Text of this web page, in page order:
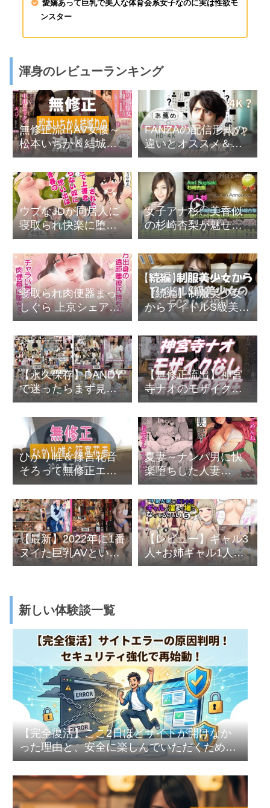
愛嬌あって巨乳で美人な体育会系女子なのに実は性欲モ
ンスター
渾身のレビューランキング
無修正流出AV女優～
松本いちか＆結城り
のモザイク処理忘
れ？失敗？
FANZAの配信形式の
違いとオススメ＆選
び方
ウブなJDが同居人に
寝取られ快楽に堕ち
ていく「上京シェア
ハウス～彼女と幼馴
染と知らない奴～」
女子アナ杉〇美香似
の杉崎杏梨が魅せる
無修正凌辱中出しプ
レー
寝取られ肉便器まっ
しぐら 上京シェアハ
ウス2～本物のオスを
知ってしまった彼女
～
【続編】制服美少女
からアイドルS級美少
女のFC2ハメ撮り
【永久保存】DANDY
で迷ったらまず見る
べき動画ベスト５～
特殊性癖の野郎ども
へ
【無修正流出】神宮
寺ナオのモザイクが
ズレてオマンコ丸見
えの無修正は存在し
ている
ひかり唯＆篠宮花音
そろって無修正エロ
動画で３P中出しキメ
てる
夏妻～ナンパ男に快
楽堕ちした人妻
【DOLL PLAY 黒巣ガ
タリ】
【最新】2022年に1番
ヌイた巨乳AVといえ
ばコレ！TOP５
【レビュー】ギャル3
人+お姉ギャル1人と
今泉君のイチャラブ
新しい体験談一覧
【完全復活】ここ2日ほどサイトが開けなか
った理由と、安全に楽しんでいただくための
セキュリティ強化のお話